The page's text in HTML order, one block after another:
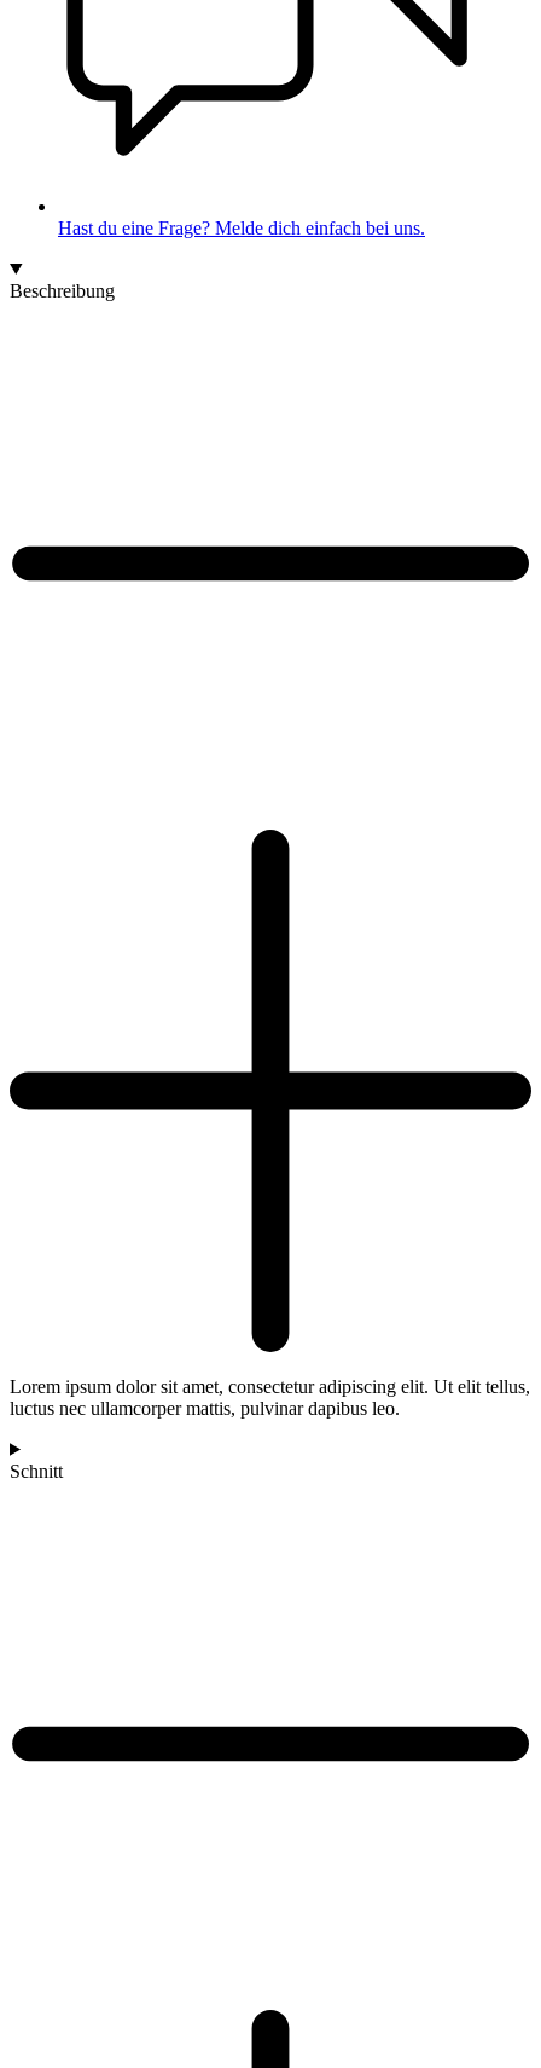
Hast du eine Frage? Melde dich einfach bei uns.
Beschreibung
Lorem ipsum dolor sit amet, consectetur adipiscing elit. Ut elit tellus,
luctus nec ullamcorper mattis, pulvinar dapibus leo.
Schnitt